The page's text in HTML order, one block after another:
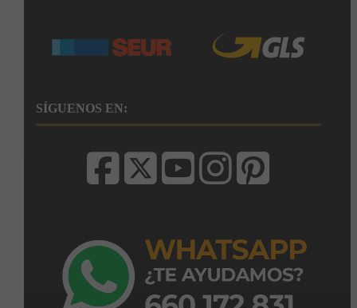
SÍGUENOS EN: